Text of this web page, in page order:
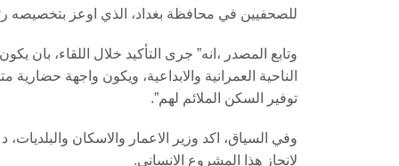
للصحفيين في محافظة بغداد، الذي اوعز
وتابع المصدر ،انه” جرى التأكيد خلال اللقاء، بان
الناحية العمرانية والابداعية، ويكون واجهة
توفير السكن الملائم لهم”.
وفي السياق، اكد وزير الاعمار والاسكان
لانجاز هذا المشروع الانساني.